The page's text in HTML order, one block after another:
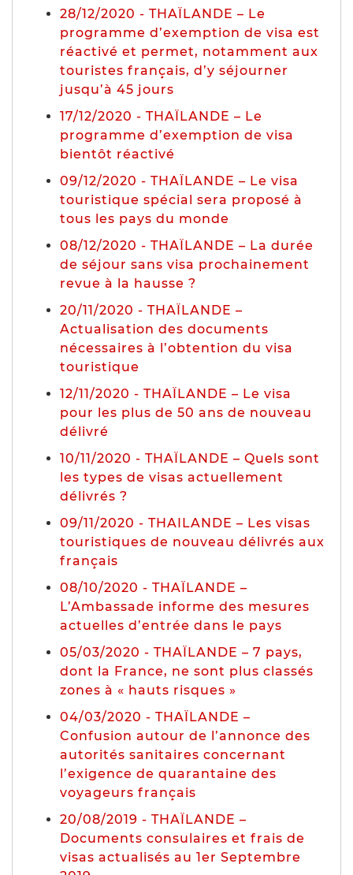
28/12/2020 - THAÏLANDE – Le
programme d’exemption de visa est
réactivé et permet, notamment aux
touristes français, d’y séjourner
jusqu’à 45 jours
17/12/2020 - THAÏLANDE – Le
programme d’exemption de visa
bientôt réactivé
09/12/2020 - THAÏLANDE – Le visa
touristique spécial sera proposé à
tous les pays du monde
08/12/2020 - THAÏLANDE – La durée
de séjour sans visa prochainement
revue à la hausse ?
20/11/2020 - THAÏLANDE –
Actualisation des documents
nécessaires à l’obtention du visa
touristique
12/11/2020 - THAÏLANDE – Le visa
pour les plus de 50 ans de nouveau
délivré
10/11/2020 - THAÏLANDE – Quels sont
les types de visas actuellement
délivrés ?
09/11/2020 - THAILANDE – Les visas
touristiques de nouveau délivrés aux
français
08/10/2020 - THAÏLANDE –
L’Ambassade informe des mesures
actuelles d’entrée dans le pays
05/03/2020 - THAÏLANDE – 7 pays,
dont la France, ne sont plus classés
zones à « hauts risques »
04/03/2020 - THAÏLANDE –
Confusion autour de l’annonce des
autorités sanitaires concernant
l’exigence de quarantaine des
voyageurs français
20/08/2019 - THAÏLANDE –
Documents consulaires et frais de
visas actualisés au 1er Septembre